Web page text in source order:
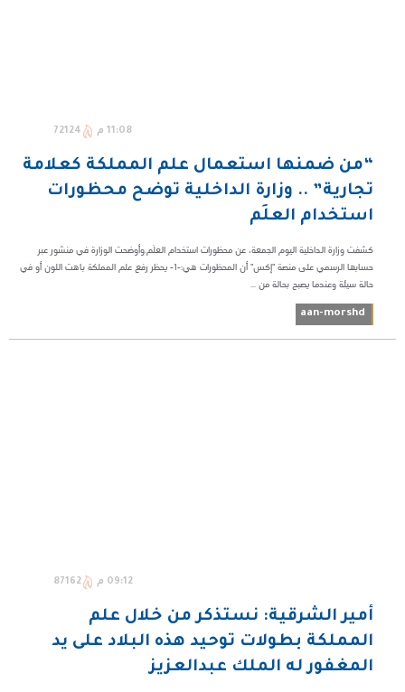
11:08 م 72124
“من ضمنها استعمال علم المملكة كعلامة
تجارية” .. وزارة الداخلية توضح محظورات
استخدام العلَم
كشفت وزارة الداخلية اليوم الجمعة، عن محظورات استخدام العلَم.وأوضحت الوزارة في منشور عبر
حسابها الرسمي على منصة "إكس" أن المحظورات هي:-1- يحظر رفع علم المملكة باهت اللون أو في
حالة سيئة وعندما يصبح بحالة من ...
aan-morshd
09:12 م 87162
أمير الشرقية: نستذكر من خلال علم
المملكة بطولات توحيد هذه البلاد على يد
المغفور له الملك عبدالعزيز